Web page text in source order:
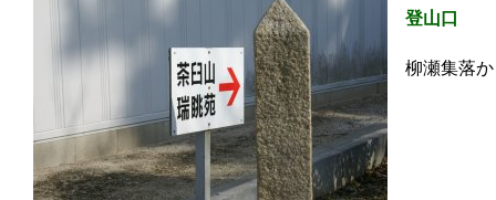
登山口
柳瀬集落